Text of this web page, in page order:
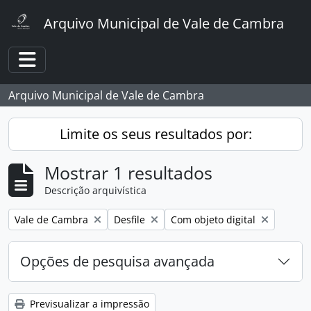
Arquivo Municipal de Vale de Cambra
Toggle navigation
Arquivo Municipal de Vale de Cambra
Limite os seus resultados por:
Mostrar 1 resultados
Descrição arquivística
Remover filtro:
Vale de Cambra Remover filtro:
Desfile Remover filtro:
Com objeto digital
Opções de pesquisa avançada
Previsualizar a impressão